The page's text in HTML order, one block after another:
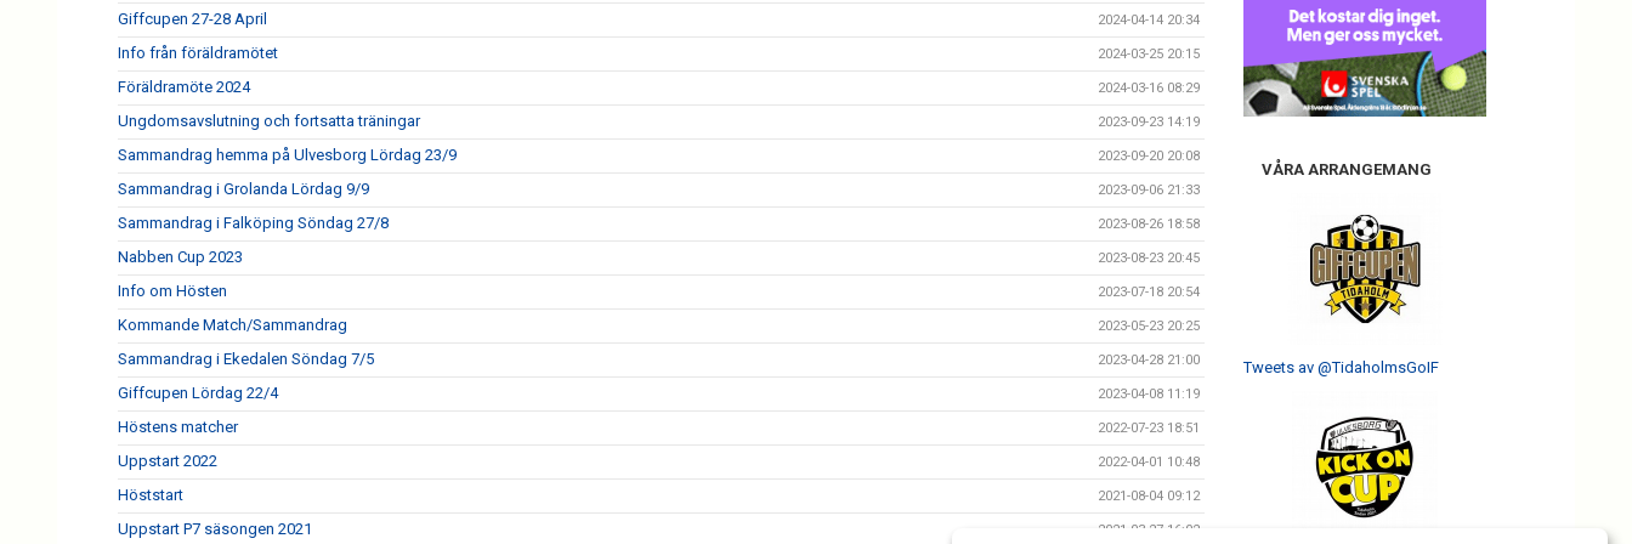
Giffcupen 27-28 April 2024-04-14 20:34
Info från föräldramötet 2024-03-25 20:15
Föräldramöte 2024 2024-03-16 08:29
Ungdomsavslutning och fortsatta träningar 2023-09-23 14:19
Sammandrag hemma på Ulvesborg Lördag 23/9 2023-09-20 20:08
Sammandrag i Grolanda Lördag 9/9 2023-09-06 21:33
Sammandrag i Falköping Söndag 27/8 2023-08-26 18:58
Nabben Cup 2023 2023-08-23 20:45
Info om Hösten 2023-07-18 20:54
Kommande Match/Sammandrag 2023-05-23 20:25
Sammandrag i Ekedalen Söndag 7/5 2023-04-28 21:00
Giffcupen Lördag 22/4 2023-04-08 11:19
Höstens matcher 2022-07-23 18:51
Uppstart 2022 2022-04-01 10:48
Höststart 2021-08-04 09:12
Uppstart P7 säsongen 2021 2021-03-27 16:02
VÅRA ARRANGEMANG
Tweets av @TidaholmsGoIF